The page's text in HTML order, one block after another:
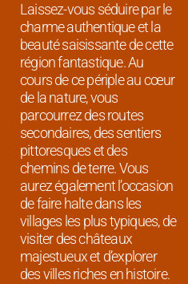
Laissez-vous séduire par le
charme authentique et la
beauté saisissante de cette
région fantastique. Au
cours de ce périple au cœur
de la nature, vous
parcourrez des routes
secondaires, des sentiers
pittoresques et des
chemins de terre. Vous
aurez également l’occasion
de faire halte dans les
villages les plus typiques, de
visiter des châteaux
majestueux et d’explorer
des villes riches en histoire.